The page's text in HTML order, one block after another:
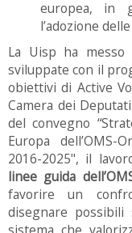
europea, in
l’adozione
La Uisp ha
sviluppate con il
obiettivi di Active
Camera dei
del convegno
Europa dell’OMS-
2016-2025", il
linee guida
favorire un
disegnare possibili